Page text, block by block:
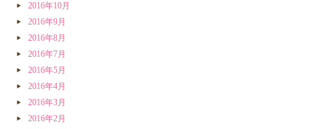
2016年10月
2016年9月
2016年8月
2016年7月
2016年5月
2016年4月
2016年3月
2016年2月